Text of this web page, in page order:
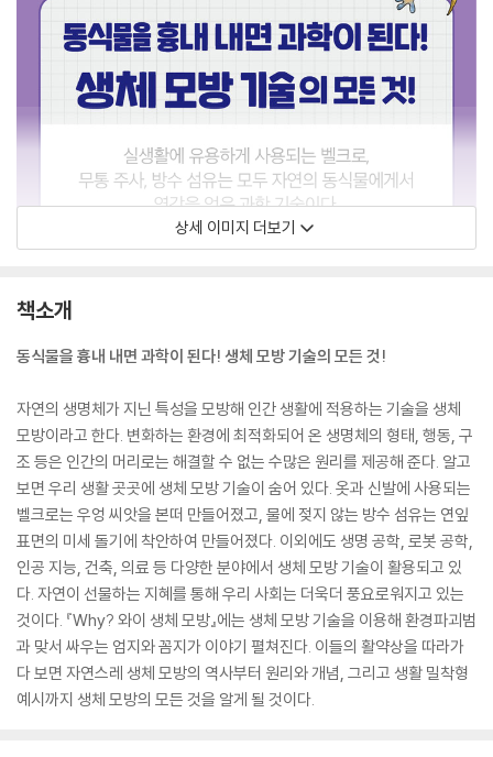
상세 이미지 더보기
책소개
동식물을 흉내 내면 과학이 된다! 생체 모방 기술의 모든 것!
자연의 생명체가 지닌 특성을 모방해 인간 생활에 적용하는 기술을 생체
모방이라고 한다. 변화하는 환경에 최적화되어 온 생명체의 형태, 행동, 구
조 등은 인간의 머리로는 해결할 수 없는 수많은 원리를 제공해 준다. 알고
보면 우리 생활 곳곳에 생체 모방 기술이 숨어 있다. 옷과 신발에 사용되는
벨크로는 우엉 씨앗을 본떠 만들어졌고, 물에 젖지 않는 방수 섬유는 연잎
표면의 미세 돌기에 착안하여 만들어졌다. 이외에도 생명 공학, 로봇 공학,
인공 지능, 건축, 의료 등 다양한 분야에서 생체 모방 기술이 활용되고 있
다. 자연이 선물하는 지혜를 통해 우리 사회는 더욱더 풍요로워지고 있는
것이다. 『Why? 와이 생체 모방』에는 생체 모방 기술을 이용해 환경파괴범
과 맞서 싸우는 엄지와 꼼지가 이야기 펼쳐진다. 이들의 활약상을 따라가
다 보면 자연스레 생체 모방의 역사부터 원리와 개념, 그리고 생활 밀착형
예시까지 생체 모방의 모든 것을 알게 될 것이다.